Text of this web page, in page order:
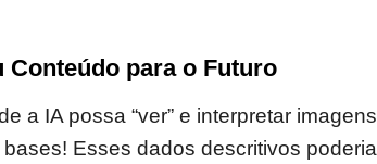
Conteúdo para o Futuro
a IA possa “ver” e interpretar
Esses dados descritivos